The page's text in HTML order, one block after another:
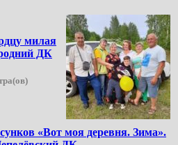
милая
ДК
«Вот моя деревня. Зима».